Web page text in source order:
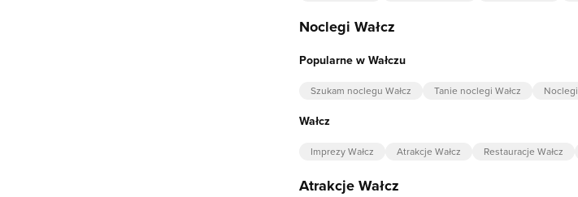
Noclegi Wałcz
Popularne w Wałczu
Szukam noclegu Wałcz Tanie noclegi Wałcz
Wałcz
Imprezy Wałcz Atrakcje Wałcz Restauracje Wałcz
Atrakcje Wałcz